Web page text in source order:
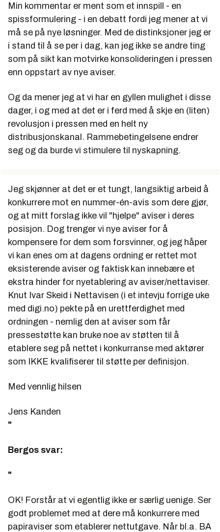
Min kommentar er ment som et innspill - en
spissformulering - i en debatt fordi jeg mener at vi
må se på nye løsninger. Med de distinksjoner jeg er
i stand til å se per i dag, kan jeg ikke se andre ting
som på sikt kan motvirke konsolideringen i pressen
enn oppstart av nye aviser.
Og da mener jeg at vi har en gyllen mulighet i disse
dager, i og med at det er i ferd med å skje en (liten)
revolusjon i pressen med en helt ny
distribusjonskanal. Rammebetingelsene endrer
seg og da burde vi stimulere til nyskapning.
Jeg skjønner at det er et tungt, langsiktig arbeid å
konkurrere mot en nummer-én-avis som dere gjør,
og at mitt forslag ikke vil "hjelpe" aviser i deres
posisjon. Dog trenger vi nye aviser for å
kompensere for dem som forsvinner, og jeg håper
vi kan enes om at dagens ordning er rettet mot
eksisterende aviser og faktisk kan innebære et
ekstra hinder for nyetablering av aviser/nettaviser.
Knut Ivar Skeid i Nettavisen (i et intevju forrige uke
med digi.no) pekte på en urettferdighet med
ordningen - nemlig den at aviser som får
pressestøtte kan bruke noe av støtten til å
etablere seg på nettet i konkurranse med aktører
som IKKE kvalifiserer til støtte per definisjon.
Med vennlig hilsen
Jens Kanden
"
Bergos svar:
"
OK! Forstår at vi egentlig ikke er særlig uenige. Ser
godt problemet med at dere må konkurrere med
papiraviser som etablerer nettutgave. Når bl.a. BA